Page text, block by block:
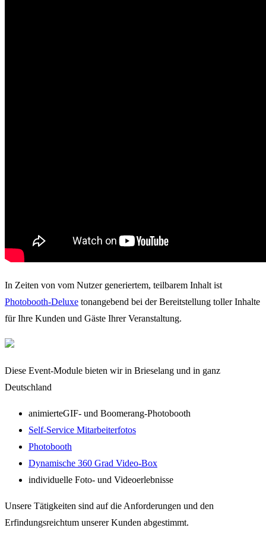
In Zeiten von vom Nutzer generiertem, teilbarem Inhalt ist
Photobooth-Deluxe tonangebend bei der Bereitstellung toller Inhalte
für Ihre Kunden und Gäste Ihrer Veranstaltung.
Diese Event-Module bieten wir in Brieselang und in ganz
Deutschland
animierteGIF- und Boomerang-Photobooth
Self-Service Mitarbeiterfotos
Photobooth
Dynamische 360 Grad Video-Box
individuelle Foto- und Videoerlebnisse
Unsere Tätigkeiten sind auf die Anforderungen und den
Erfindungsreichtum unserer Kunden abgestimmt.